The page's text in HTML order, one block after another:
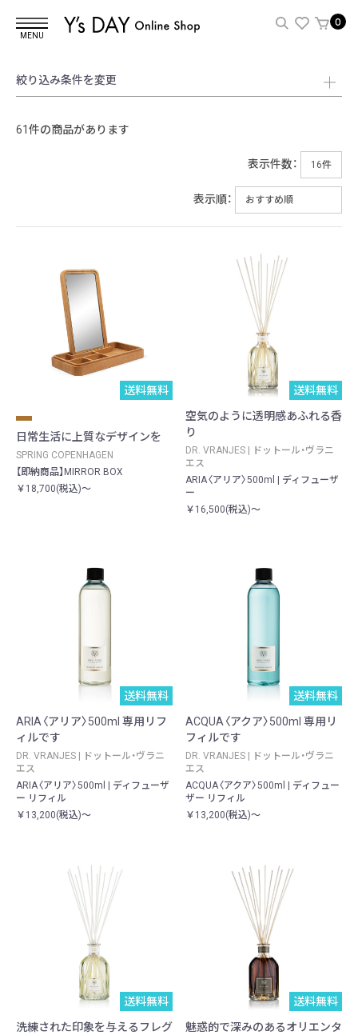
MENU
0
絞り込み条件を変更
61件の商品があります
表示件数：
表示順：
送料無料
日常生活に上質なデザインを
SPRING COPENHAGEN
【即納商品】MIRROR BOX
￥18,700(税込)～
送料無料
空気のように透明感あふれる香
り
DR. VRANJES | ドットール・ヴラニ
エス
ARIA〈アリア〉500ml | ディフューザ
ー
￥16,500(税込)～
送料無料
ARIA〈アリア〉500ml 専用リフ
ィルです
DR. VRANJES | ドットール・ヴラニ
エス
ARIA〈アリア〉500ml | ディフューザ
ー リフィル
￥13,200(税込)～
送料無料
ACQUA〈アクア〉500ml 専用リ
フィルです
DR. VRANJES | ドットール・ヴラニ
エス
ACQUA〈アクア〉500ml | ディフュー
ザー リフィル
￥13,200(税込)～
送料無料
洗練された印象を与えるフレグ
送料無料
魅惑的で深みのあるオリエンタ